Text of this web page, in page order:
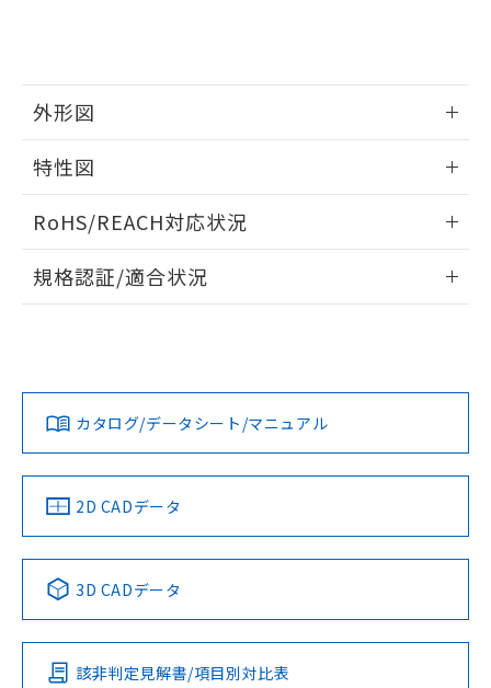
外形図
外形図
特性図
電気的寿命曲線
RoHS/REACH対応状況
EU RoHS 注意事項・凡例
対応済み
中国 RoHS 注意事項・凡例
Pb Hg Cd Cr(VI)
O
規格認証/適合状況
LR型式承認
（イギリス
船舶規格）
DNV型式承認
（ノルウェー
BV型式承認
（フランス
KR型式
（韓国
Yes No No No
この製品の規格認証/適合状況ページへ
その他の認証はこちらのページからご検索ください
カタログ/データシート/マニュアル
2D CADデータ
3D CADデータ
該非判定見解書/項目別対比表
指します。
ものではありません。
また、RoHS指令のフタル酸エステル類４
物質の対応では、対応完了までの期間は出
荷製品に未対応品が混在することから備考
欄に対応日を記載しておりました。
既に当社にて対応品への在庫切替を完了
していることから、特段のことがない限
す。